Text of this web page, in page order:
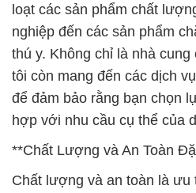
loạt các sản phẩm chất
nghiệp đến các sản phẩm
thú y. Không chỉ là nhà
tôi còn mang đến các dịch
để đảm bảo rằng bạn chọn
hợp với nhu cầu cụ thể của
**Chất Lượng và An Toàn
Chất lượng và an toàn là ưu